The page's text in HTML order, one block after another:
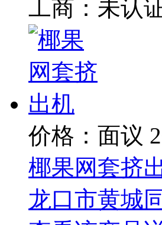
工商： 未认
价格：面议
椰果网套挤
龙口市黄城